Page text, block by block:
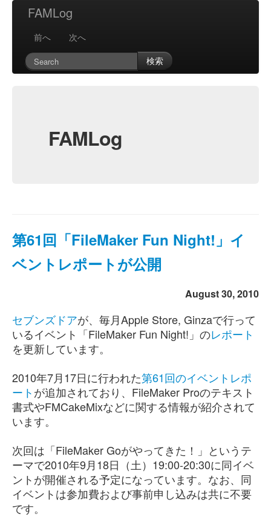
FAMLog
前へ
次へ
検索
FAMLog
第61回「FileMaker Fun Night!」イ
ベントレポートが公開
August 30, 2010
セブンズドアが、毎月Apple Store, Ginzaで行って
いるイベント「FileMaker Fun Night!」のレポート
を更新しています。
2010年7月17日に行われた第61回のイベントレポ
ートが追加されており、FileMaker Proのテキスト
書式やFMCakeMixなどに関する情報が紹介されて
います。
次回は「FileMaker Goがやってきた！」というテ
ーマで2010年9月18日（土）19:00-20:30に同イベ
ントが開催される予定になっています。なお、同
イベントは参加費および事前申し込みは共に不要
です。